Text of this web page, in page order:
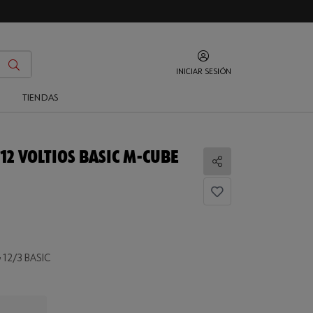
INICIAR SESIÓN
TIENDAS
VOLTIOS BASIC M-CUBE
Compartir
12/3 BASIC